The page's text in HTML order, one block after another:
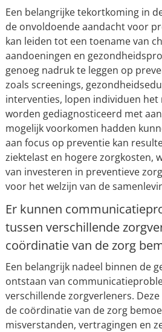
Een belangrijke tekortkoming in
de onvoldoende aandacht voor
kan leiden tot een toename van
aandoeningen en
genoeg nadruk te leggen op
zoals screenings,
interventies, lopen individuen
worden gediagnosticeerd met
mogelijk voorkomen hadden
aan focus op preventie kan
ziektelast en hogere zorgkosten,
van investeren in preventieve
voor het welzijn van de
Er kunnen
tussen verschillende
coördinatie van de zorg
Een belangrijk nadeel binnen de
ontstaan van
verschillende zorgverleners.
de coördinatie van de zorg
misverstanden, vertragingen en